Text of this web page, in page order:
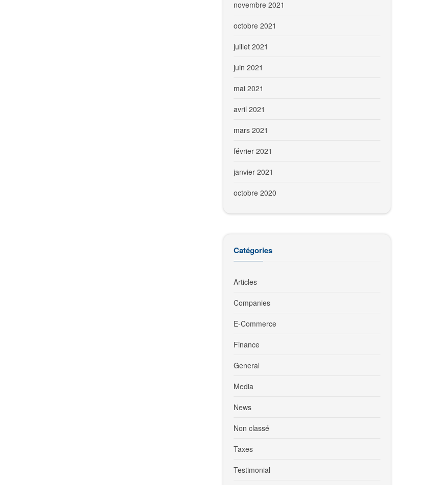
novembre 2021
octobre 2021
juillet 2021
juin 2021
mai 2021
avril 2021
mars 2021
février 2021
janvier 2021
octobre 2020
Catégories
Articles
Companies
E-Commerce
Finance
General
Media
News
Non classé
Taxes
Testimonial